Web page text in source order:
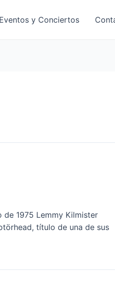
Eventos y Conciertos
1975 Lemmy Kilmister
título de una de sus